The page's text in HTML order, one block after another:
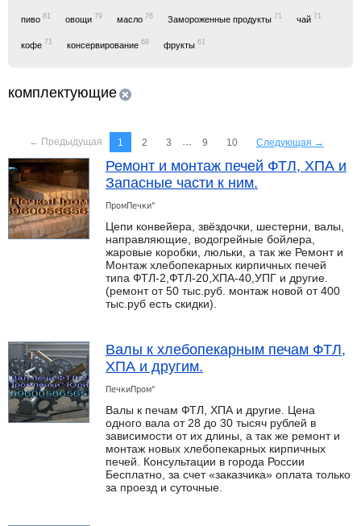
пиво 81 овощи 79 масло 76 Замороженные продукты 71 чай 71
кофе 71 консервирование 68 фрукты 61
комплектующие
← Предыдущая 1 2 3 … 9 10 Следующая →
Ремонт и монтаж печей ФТЛ, ХПА и
Запасные части к ним.
ПромПечки"
Цепи конвейера, звёздочки, шестерни, валы,
направляющие, водогрейные бойлера,
жаровые коробки, люльки, а так же Ремонт и
Монтаж хлебопекарных кирпичных печей
типа ФТЛ-2,ФТЛ-20,ХПА-40,УПГ и другие.
(ремонт от 50 тыс.руб. монтаж новой от 400
тыс.руб есть скидки).
Валы к хлебопекарным печам ФТЛ,
ХПА и другим.
ПечкиПром"
Валы к печам ФТЛ, ХПА и другие. Цена
одного вала от 28 до 30 тысяч рублей в
зависимости от их длины, а так же ремонт и
монтаж новых хлебопекарных кирпичных
печей. Консультации в города России
Бесплатно, за счет «заказчика» оплата только
за проезд и суточные.